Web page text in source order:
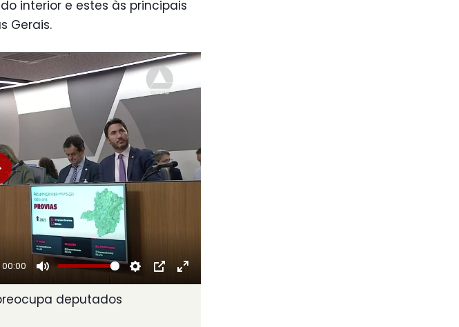
interior e estes às principais
Gerais.
00:00
Mute Settings
PIP Enter
deputados